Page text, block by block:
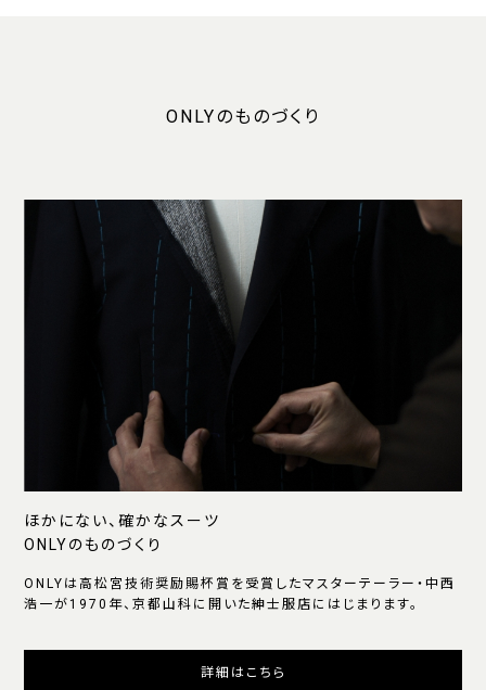
ONLYのものづくり
ほかにない、確かなスーツ
ONLYのものづくり
ONLYは高松宮技術奨励賜杯賞を受賞したマスターテーラー・中西
浩一が1970年、京都山科に開いた紳士服店にはじまります。
詳細はこちら